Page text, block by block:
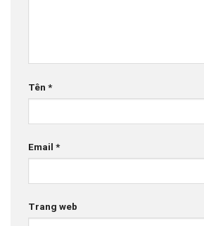
Tên *
Email *
Trang web